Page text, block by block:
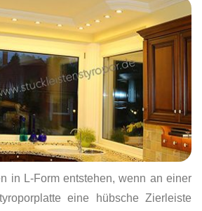
in L-Form entstehen, wenn an einer
eine hübsche Zierleiste